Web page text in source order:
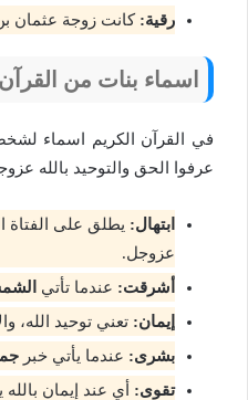
رقية: كانت زوجة عثمان
اسماء بنات من القرآن
في القرآن الكريم اسماء
عرفوا الحق والتوحيد بالله
ابتهال: يطلق على الفتاة
عزوجل.
أشرقت: عندما تأتي
إيمان: تعني توحيد الله،
بشرى: عندما يأتي خبر
تقوى: أي عند إيمان